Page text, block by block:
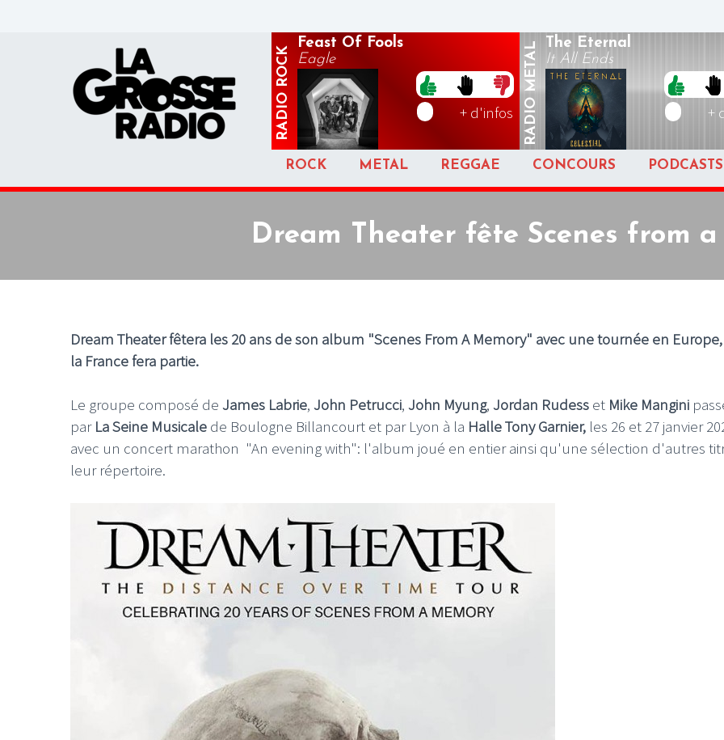
RADIO
ROCK
Feast Of Fools
Eagle
+ d'infos RADIO
METAL
The Eternal
It All Ends
+
ROCK METAL REGGAE CONCOURS PODCASTS
Dream Theater fête Scenes from
Dream Theater fêtera les 20 ans de son album "Scenes From A Memory" avec une tournée en
la France fera partie.
Le groupe composé de James Labrie, John Petrucci, John Myung, Jordan Rudess et Mike Mangini
par La Seine Musicale de Boulogne Billancourt et par Lyon à la Halle Tony Garnier, les 26 et 27 janvier
avec un concert marathon "An evening with": l'album joué en entier ainsi qu'une sélection d'autres
leur répertoire.